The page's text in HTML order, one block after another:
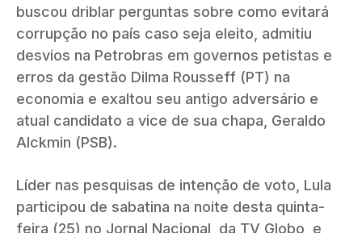
buscou driblar perguntas sobre como evitará
corrupção no país caso seja eleito, admitiu
desvios na Petrobras em governos petistas e
erros da gestão Dilma Rousseff (PT) na
economia e exaltou seu antigo adversário e
atual candidato a vice de sua chapa, Geraldo
Alckmin (PSB).
Líder nas pesquisas de intenção de voto, Lula
participou de sabatina na noite desta quinta-
feira (25) no Jornal Nacional, da TV Globo, e